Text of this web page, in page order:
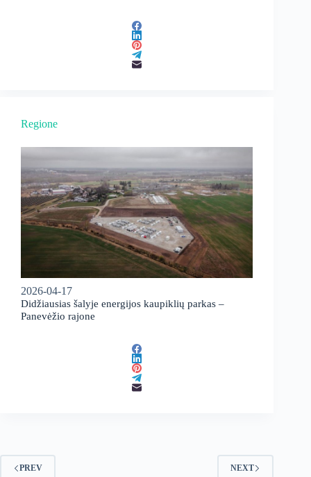
Regione
2026-04-17
Didžiausias šalyje energijos kaupiklių parkas –
Panevėžio rajone
PREV NEXT